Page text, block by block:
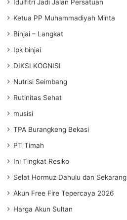
Idulfitri Jadi Jalan Persatuan
Ketua PP Muhammadiyah Minta
Binjai – Langkat
Ipk binjai
DIKSI KOGNISI
Nutrisi Seimbang
Rutinitas Sehat
musisi
TPA Burangkeng Bekasi
PT Timah
Ini Tingkat Resiko
Selat Hormuz Dahulu dan Sekarang
Akun Free Fire Tepercaya 2026
Harga Akun Sultan